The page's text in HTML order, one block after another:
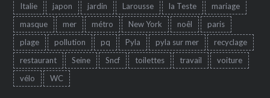
Italie
japon jardin Larousse la Teste
mariage
masque
mer métro New York noêl
paris
plage
pollution pq Pyla pyla sur mer
recyclage
restaurant
Seine Sncf toilettes travail
voiture
vélo
WC